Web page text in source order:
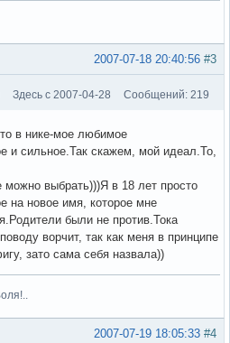
#3
2007-07-18 20:40:56
Здесь с 2007-04-28 Сообщений: 219
в нике-мое любимое
и сильное.Так скажем, мой идеал.То,
можно выбрать)))Я в 18 лет просто
на новое имя, которое мне
были не против.Тока
ворчит, так как меня в принципе
зато сама себя назвала))
#4
2007-07-19 18:05:33